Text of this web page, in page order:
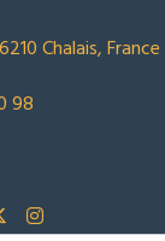
Chalais, France
98